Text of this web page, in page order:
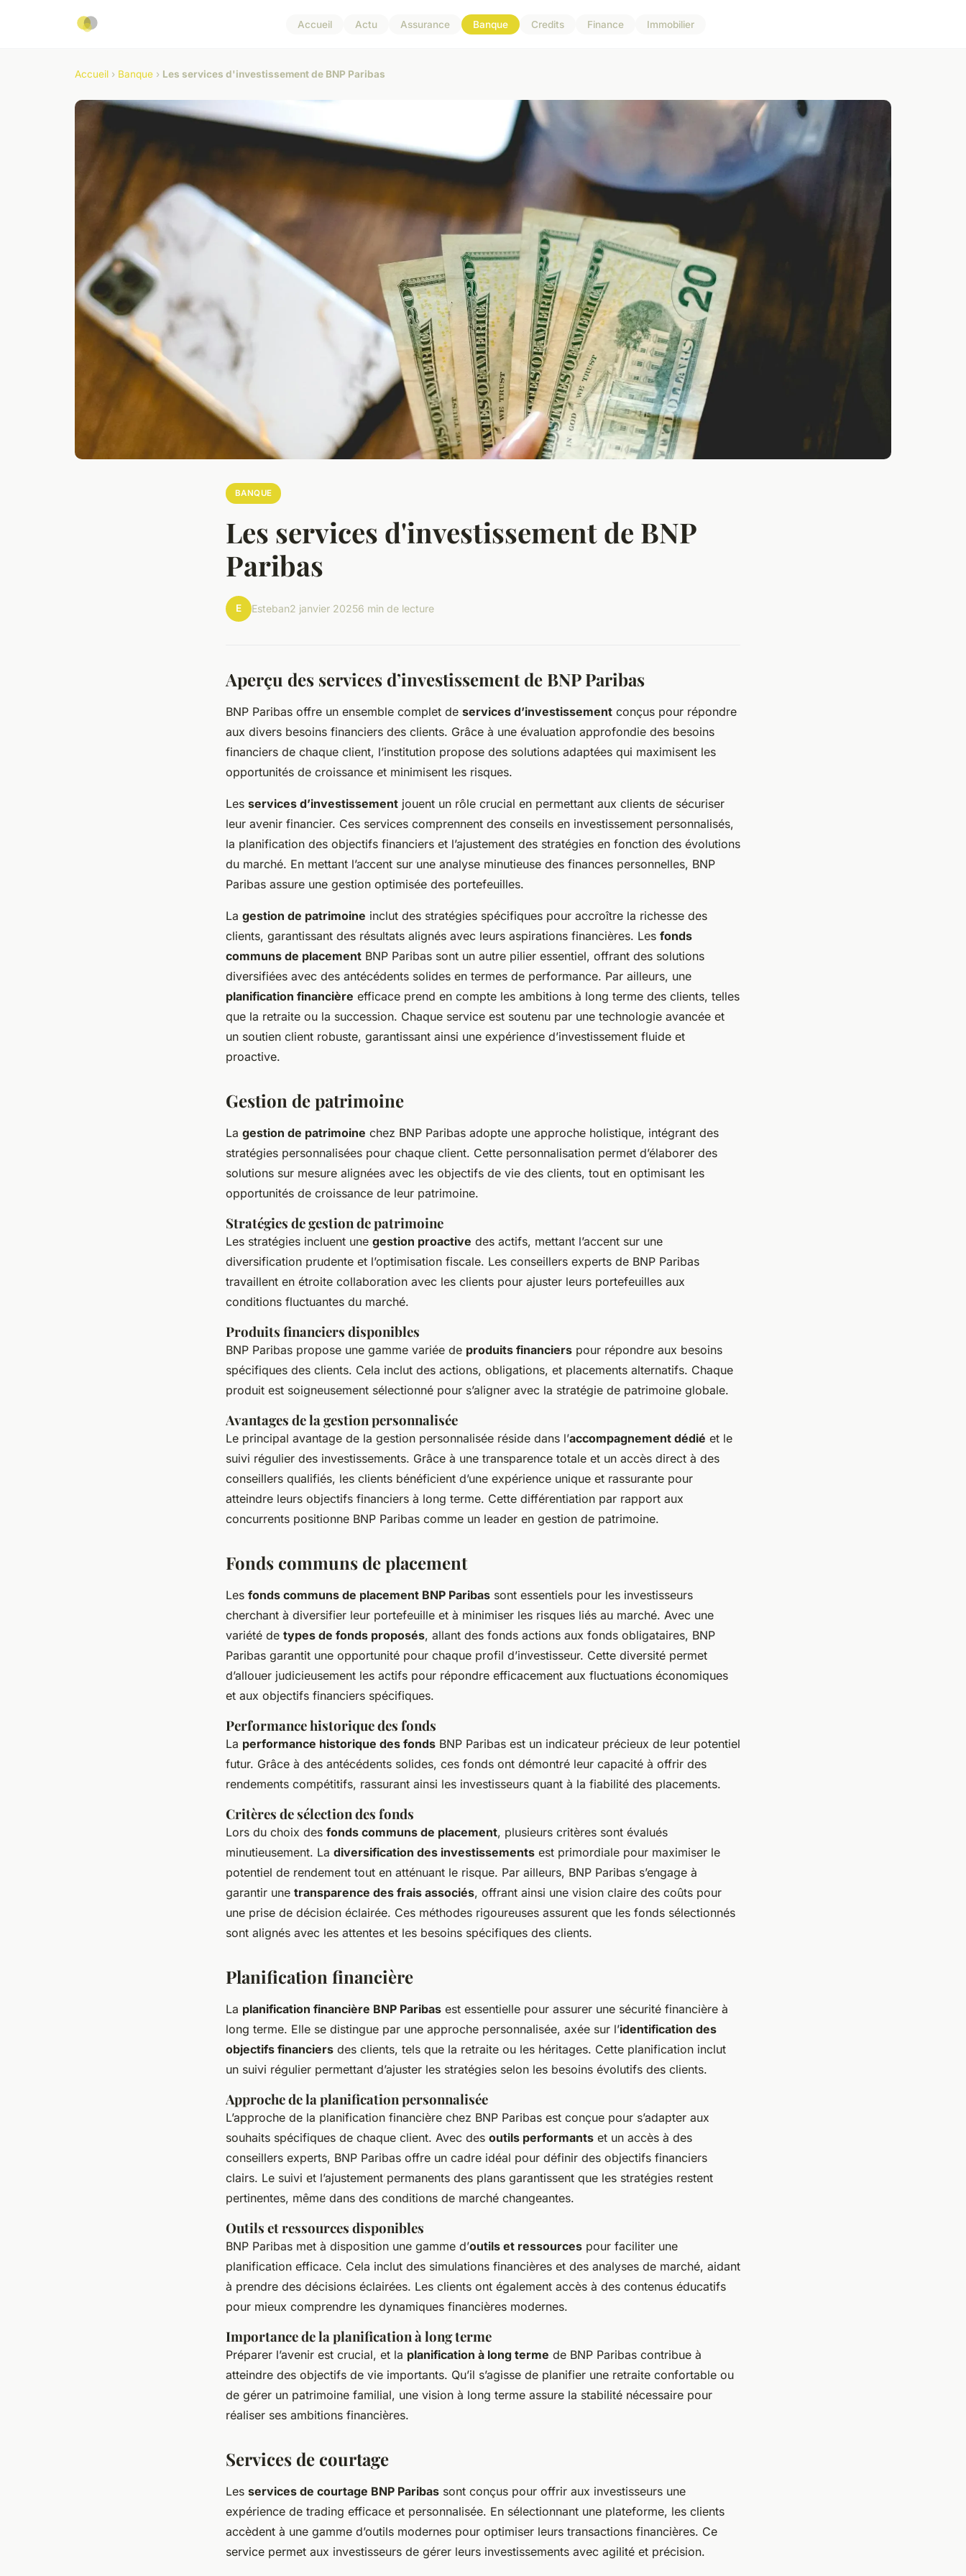
Accueil Actu Assurance Banque Credits Finance Immobilier
Accueil › Banque › Les services d'investissement de BNP Paribas
BANQUE
Les services d'investissement de BNP
Paribas
E Esteban2 janvier 20256 min de lecture
Aperçu des services d’investissement de BNP Paribas
BNP Paribas offre un ensemble complet de services d’investissement conçus pour répondre
aux divers besoins financiers des clients. Grâce à une évaluation approfondie des besoins
financiers de chaque client, l’institution propose des solutions adaptées qui maximisent les
opportunités de croissance et minimisent les risques.
Les services d’investissement jouent un rôle crucial en permettant aux clients de sécuriser
leur avenir financier. Ces services comprennent des conseils en investissement personnalisés,
la planification des objectifs financiers et l’ajustement des stratégies en fonction des évolutions
du marché. En mettant l’accent sur une analyse minutieuse des finances personnelles, BNP
Paribas assure une gestion optimisée des portefeuilles.
La gestion de patrimoine inclut des stratégies spécifiques pour accroître la richesse des
clients, garantissant des résultats alignés avec leurs aspirations financières. Les fonds
communs de placement BNP Paribas sont un autre pilier essentiel, offrant des solutions
diversifiées avec des antécédents solides en termes de performance. Par ailleurs, une
planification financière efficace prend en compte les ambitions à long terme des clients, telles
que la retraite ou la succession. Chaque service est soutenu par une technologie avancée et
un soutien client robuste, garantissant ainsi une expérience d’investissement fluide et
proactive.
Gestion de patrimoine
La gestion de patrimoine chez BNP Paribas adopte une approche holistique, intégrant des
stratégies personnalisées pour chaque client. Cette personnalisation permet d’élaborer des
solutions sur mesure alignées avec les objectifs de vie des clients, tout en optimisant les
opportunités de croissance de leur patrimoine.
Stratégies de gestion de patrimoine
Les stratégies incluent une gestion proactive des actifs, mettant l’accent sur une
diversification prudente et l’optimisation fiscale. Les conseillers experts de BNP Paribas
travaillent en étroite collaboration avec les clients pour ajuster leurs portefeuilles aux
conditions fluctuantes du marché.
Produits financiers disponibles
BNP Paribas propose une gamme variée de produits financiers pour répondre aux besoins
spécifiques des clients. Cela inclut des actions, obligations, et placements alternatifs. Chaque
produit est soigneusement sélectionné pour s’aligner avec la stratégie de patrimoine globale.
Avantages de la gestion personnalisée
Le principal avantage de la gestion personnalisée réside dans l’accompagnement dédié et le
suivi régulier des investissements. Grâce à une transparence totale et un accès direct à des
conseillers qualifiés, les clients bénéficient d’une expérience unique et rassurante pour
atteindre leurs objectifs financiers à long terme. Cette différentiation par rapport aux
concurrents positionne BNP Paribas comme un leader en gestion de patrimoine.
Fonds communs de placement
Les fonds communs de placement BNP Paribas sont essentiels pour les investisseurs
cherchant à diversifier leur portefeuille et à minimiser les risques liés au marché. Avec une
variété de types de fonds proposés, allant des fonds actions aux fonds obligataires, BNP
Paribas garantit une opportunité pour chaque profil d’investisseur. Cette diversité permet
d’allouer judicieusement les actifs pour répondre efficacement aux fluctuations économiques
et aux objectifs financiers spécifiques.
Performance historique des fonds
La performance historique des fonds BNP Paribas est un indicateur précieux de leur potentiel
futur. Grâce à des antécédents solides, ces fonds ont démontré leur capacité à offrir des
rendements compétitifs, rassurant ainsi les investisseurs quant à la fiabilité des placements.
Critères de sélection des fonds
Lors du choix des fonds communs de placement, plusieurs critères sont évalués
minutieusement. La diversification des investissements est primordiale pour maximiser le
potentiel de rendement tout en atténuant le risque. Par ailleurs, BNP Paribas s’engage à
garantir une transparence des frais associés, offrant ainsi une vision claire des coûts pour
une prise de décision éclairée. Ces méthodes rigoureuses assurent que les fonds sélectionnés
sont alignés avec les attentes et les besoins spécifiques des clients.
Planification financière
La planification financière BNP Paribas est essentielle pour assurer une sécurité financière à
long terme. Elle se distingue par une approche personnalisée, axée sur l’identification des
objectifs financiers des clients, tels que la retraite ou les héritages. Cette planification inclut
un suivi régulier permettant d’ajuster les stratégies selon les besoins évolutifs des clients.
Approche de la planification personnalisée
L’approche de la planification financière chez BNP Paribas est conçue pour s’adapter aux
souhaits spécifiques de chaque client. Avec des outils performants et un accès à des
conseillers experts, BNP Paribas offre un cadre idéal pour définir des objectifs financiers
clairs. Le suivi et l’ajustement permanents des plans garantissent que les stratégies restent
pertinentes, même dans des conditions de marché changeantes.
Outils et ressources disponibles
BNP Paribas met à disposition une gamme d’outils et ressources pour faciliter une
planification efficace. Cela inclut des simulations financières et des analyses de marché, aidant
à prendre des décisions éclairées. Les clients ont également accès à des contenus éducatifs
pour mieux comprendre les dynamiques financières modernes.
Importance de la planification à long terme
Préparer l’avenir est crucial, et la planification à long terme de BNP Paribas contribue à
atteindre des objectifs de vie importants. Qu’il s’agisse de planifier une retraite confortable ou
de gérer un patrimoine familial, une vision à long terme assure la stabilité nécessaire pour
réaliser ses ambitions financières.
Services de courtage
Les services de courtage BNP Paribas sont conçus pour offrir aux investisseurs une
expérience de trading efficace et personnalisée. En sélectionnant une plateforme, les clients
accèdent à une gamme d’outils modernes pour optimiser leurs transactions financières. Ce
service permet aux investisseurs de gérer leurs investissements avec agilité et précision.